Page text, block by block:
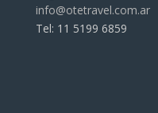
info@otetravel.com.ar
Tel: 11 5199 6859